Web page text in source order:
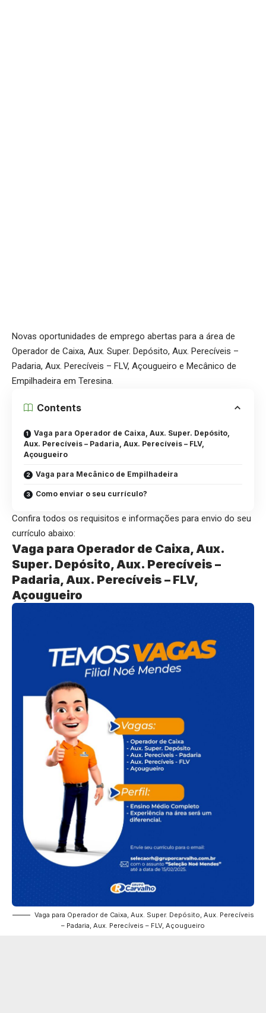
Novas oportunidades de emprego abertas para a área de
Operador de Caixa, Aux. Super. Depósito, Aux. Perecíveis –
Padaria, Aux. Perecíveis – FLV, Açougueiro e Mecânico de
Empilhadeira em Teresina.
Contents
Vaga para Operador de Caixa, Aux. Super. Depósito,
Aux. Perecíveis – Padaria, Aux. Perecíveis – FLV,
Açougueiro
Vaga para Mecânico de Empilhadeira
Como enviar o seu currículo?
Confira todos os requisitos e informações para envio do seu
currículo abaixo:
Vaga para Operador de Caixa, Aux.
Super. Depósito, Aux. Perecíveis –
Padaria, Aux. Perecíveis – FLV,
Açougueiro
Vaga para Operador de Caixa, Aux. Super. Depósito, Aux. Perecíveis
– Padaria, Aux. Perecíveis – FLV, Açougueiro